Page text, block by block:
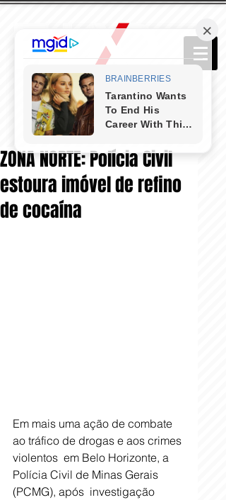
ZONA NORTE: Polícia Civil
estoura imóvel de refino
de cocaína
Em mais uma ação de combate
ao tráfico de drogas e aos crimes
violentos  em Belo Horizonte, a
Polícia Civil de Minas Gerais
(PCMG), após  investigação